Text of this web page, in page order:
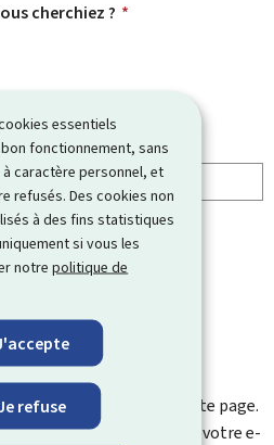
essentiels
fonctionnement, sans
caractère personnel, et
refusés. Des cookies non
à des fins statistiques
si vous les
notrepolitique de
refuse
cherchiez ? *
vous ?
page ? *
?
nous à améliorer cette page.
personnelles telles que votre e-